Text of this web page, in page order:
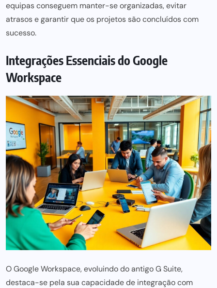
equipas conseguem manter-se organizadas,evitar
atrasos e garantir que os projetos são concluídos com
sucesso.
Integrações Essenciais do Google
Workspace
O Google Workspace, evoluindo do antigo G Suite,
destaca-se pela sua capacidade de integração com